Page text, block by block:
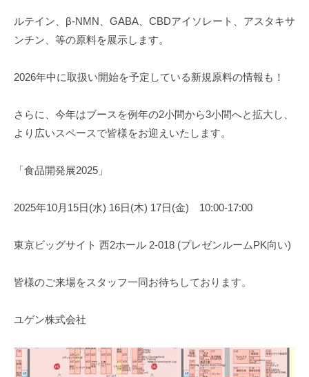
n
ルテイン、β-NMN、GABA、CBDアイソレート、アスタキサ
ンチン、等の原料を展示します。
2026年中に取扱い開始を予定している新規原料の情報も！
さらに、今年はブースを例年の2小間から3小間へと拡大し、
より広いスペースで皆様をお迎えいたします。
「食品開発展2025」
2025年10月15日(水) 16日(木) 17日(金) 10:00-17:00
東京ビッグサイト 西2ホール 2-018 (プレゼンルームPK向い)
皆様のご来場をスタッフ一同お待ちしております。
ユゲン株式会社